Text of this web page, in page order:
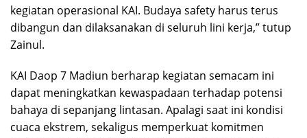
kegiatan operasional KAI. Budaya safety harus terus
dibangun dan dilaksanakan di seluruh lini kerja,” tutup
Zainul.
KAI Daop 7 Madiun berharap kegiatan semacam ini
dapat meningkatkan kewaspadaan terhadap potensi
bahaya di sepanjang lintasan. Apalagi saat ini kondisi
cuaca ekstrem, sekaligus memperkuat komitmen